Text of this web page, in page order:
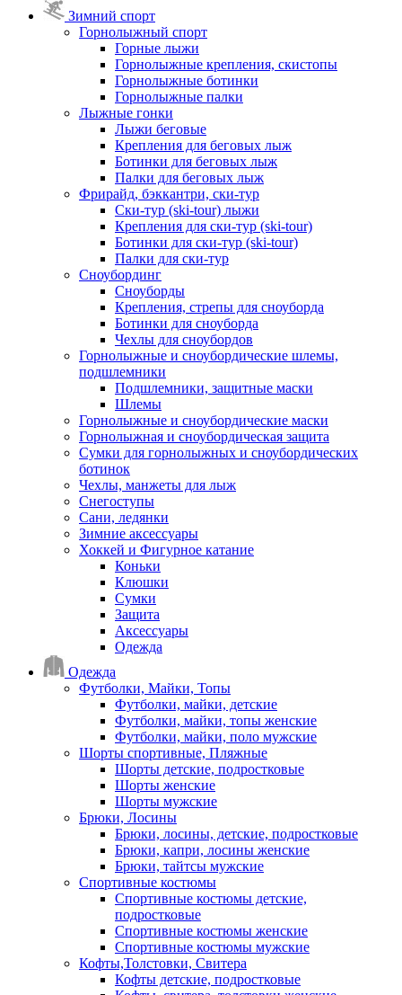
Зимний спорт
Горнолыжный спорт
Горные лыжи
Горнолыжные крепления, скистопы
Горнолыжные ботинки
Горнолыжные палки
Лыжные гонки
Лыжи беговые
Крепления для беговых лыж
Ботинки для беговых лыж
Палки для беговых лыж
Фрирайд, бэккантри, ски-тур
Ски-тур (ski-tour) лыжи
Крепления для ски-тур (ski-tour)
Ботинки для ски-тур (ski-tour)
Палки для ски-тур
Сноубординг
Сноуборды
Крепления, стрепы для сноуборда
Ботинки для сноуборда
Чехлы для сноубордов
Горнолыжные и сноубордические шлемы,
подшлемники
Подшлемники, защитные маски
Шлемы
Горнолыжные и сноубордические маски
Горнолыжная и сноубордическая защита
Сумки для горнолыжных и сноубордических
ботинок
Чехлы, манжеты для лыж
Снегоступы
Сани, ледянки
Зимние аксессуары
Хоккей и Фигурное катание
Коньки
Клюшки
Сумки
Защита
Аксессуары
Одежда
Одежда
Футболки, Майки, Топы
Футболки, майки, детские
Футболки, майки, топы женские
Футболки, майки, поло мужские
Шорты спортивные, Пляжные
Шорты детские, подростковые
Шорты женские
Шорты мужские
Брюки, Лосины
Брюки, лосины, детские, подростковые
Брюки, капри, лосины женские
Брюки, тайтсы мужские
Спортивные костюмы
Спортивные костюмы детские,
подростковые
Спортивные костюмы женские
Спортивные костюмы мужские
Кофты,Толстовки, Свитера
Кофты детские, подростковые